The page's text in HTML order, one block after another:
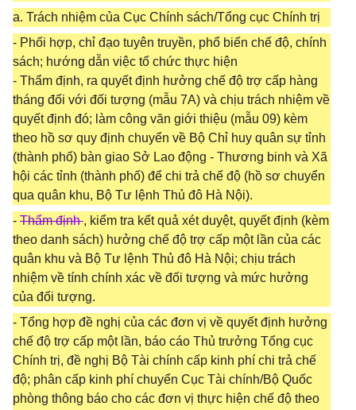
a. Trách nhiệm của Cục Chính sách/Tổng cục Chính trị
- Phối hợp, chỉ đạo tuyên truyền, phổ biến chế độ, chính
sách; hướng dẫn việc tổ chức thực hiện
- Thẩm định, ra quyết định hưởng chế độ trợ cấp hàng
tháng đối với đối tượng (mẫu 7A) và chịu trách nhiệm về
quyết định đó; làm công văn giới thiệu (mẫu 09) kèm
theo hồ sơ quy định chuyển về Bộ Chỉ huy quân sự tỉnh
(thành phố) bàn giao Sở Lao động - Thương binh và Xã
hội các tỉnh (thành phố) để chi trả chế độ (hồ sơ chuyển
qua quân khu, Bộ Tư lệnh Thủ đô Hà Nội).
- Thẩm định, kiểm tra kết quả xét duyệt, quyết định (kèm
theo danh sách) hưởng chế độ trợ cấp một lần của các
quân khu và Bộ Tư lệnh Thủ đô Hà Nội; chịu trách
nhiệm về tính chính xác về đối tượng và mức hưởng
của đối tượng.
- Tổng hợp đề nghị của các đơn vị về quyết định hưởng
chế độ trợ cấp một lần, báo cáo Thủ trưởng Tổng cục
Chính trị, đề nghị Bộ Tài chính cấp kinh phí chi trả chế
độ; phân cấp kinh phí chuyển Cục Tài chính/Bộ Quốc
phòng thông báo cho các đơn vị thực hiện chế độ theo